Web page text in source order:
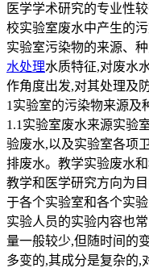
医学学术研究的专业性
校实验室废水中产生的
实验室污染物的来源、
水处理水质特征,对废水
作角度出发,对其处理及
1实验室的污染物来源及
1.1实验室废水来源实验
验废水,以及实验室各项
排废水。教学实验废水
教学和医学研究方向为
于各个实验室和各个实
实验人员的实验内容也
量一般较少,但随时间的
多变的,其成分是复杂的,